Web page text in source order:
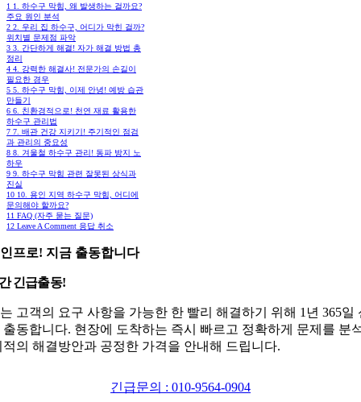
1 1. 하수구 막힘, 왜 발생하는 걸까요?
주요 원인 분석
2 2. 우리 집 하수구, 어디가 막힌 걸까?
위치별 문제점 파악
3 3. 간단하게 해결! 자가 해결 방법 총
정리
4 4. 강력한 해결사! 전문가의 손길이
필요한 경우
5 5. 하수구 막힘, 이제 안녕! 예방 습관
만들기
6 6. 친환경적으로! 천연 재료 활용한
하수구 관리법
7 7. 배관 건강 지키기! 주기적인 점검
과 관리의 중요성
8 8. 겨울철 하수구 관리! 동파 방지 노
하우
9 9. 하수구 막힘 관련 잘못된 상식과
진실
10 10. 용인 지역 하수구 막힘, 어디에
문의해야 할까요?
11 FAQ (자주 묻는 질문)
12 Leave A Comment 응답 취소
프로! 지금 출동합니다
긴급출동!
고객의 요구 사항을 가능한 한 빨리 해결하기 위해 1년 365일
출동합니다. 현장에 도착하는 즉시 빠르고 정확하게 문제를 분
적의 해결방안과 공정한 가격을 안내해 드립니다.
긴급문의 : 010-9564-0904